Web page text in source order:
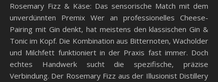
Rosemary Fizz & Käse: Das sensorische Match mit dem
unverdünnten Premix Wer an professionelles Cheese-
Pairing mit Gin denkt, hat meistens den klassischen Gin &
Tonic im Kopf. Die Kombination aus Bitternoten, Wacholder
und Milchfett funktioniert in der Praxis fast immer. Doch
echtes Handwerk sucht die spezifische, präzise
Verbindung. Der Rosemary Fizz aus der Illusionist Distillery